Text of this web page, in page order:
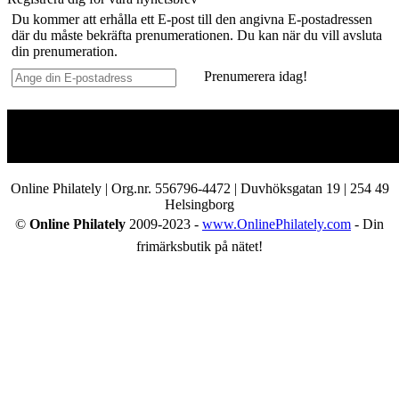
Du kommer att erhålla ett E-post till den angivna E-postadressen
där du måste bekräfta prenumerationen. Du kan när du vill avsluta
din prenumeration.
Prenumerera idag!
Online Philately | Org.nr. 556796-4472 | Duvhöksgatan 19 | 254 49
Helsingborg
© Online Philately 2009-2023 - www.OnlinePhilately.com - Din
frimärksbutik på nätet!